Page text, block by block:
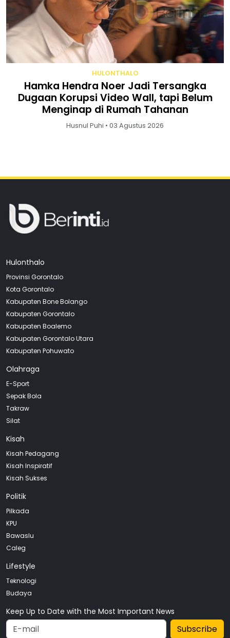
HULONTHALO
Hamka Hendra Noer Jadi Tersangka
Dugaan Korupsi Video Wall, tapi Belum
Menginap di Rumah Tahanan
Husnul Puhi • 03 Agustus 2026
Hulonthalo
Provinsi Gorontalo
Kota Gorontalo
Kabupaten Bone Bolango
Kabupaten Gorontalo
Kabupaten Boalemo
Kabupaten Gorontalo Utara
Kabupaten Pohuwato
Olahraga
E-Sport
Sepak Bola
Takraw
Silat
Kisah
Kisah Pedagang
Kisah Inspiratif
Kisah Sukses
Politik
Pilkada
KPU
Bawaslu
Caleg
Lifestyle
Teknologi
Budaya
Keep Up to Date with the Most Important News
Subscribe